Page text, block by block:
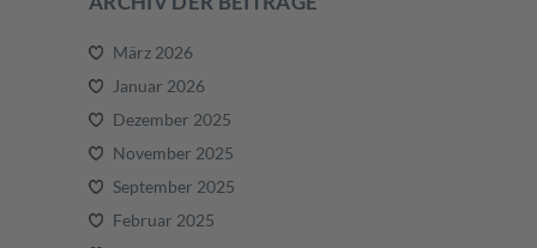
März 2026
Januar 2026
Dezember 2025
November 2025
September 2025
Februar 2025